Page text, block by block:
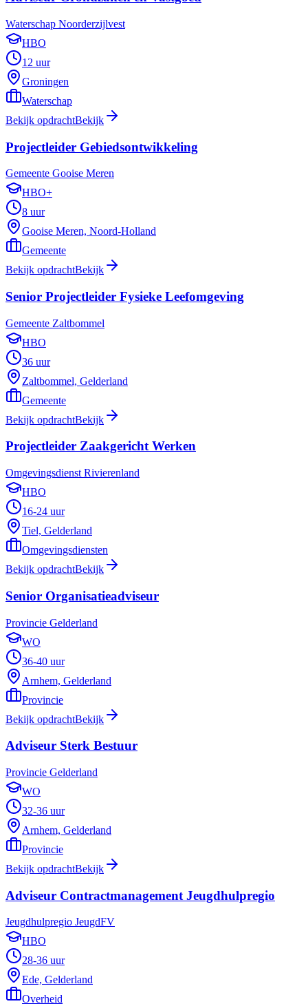
Waterschap Noorderzijlvest
HBO
12 uur
Groningen
Waterschap
Bekijk opdrachtBekijk
Projectleider Gebiedsontwikkeling
Gemeente Gooise Meren
HBO+
8 uur
Gooise Meren, Noord-Holland
Gemeente
Bekijk opdrachtBekijk
Senior Projectleider Fysieke Leefomgeving
Gemeente Zaltbommel
HBO
36 uur
Zaltbommel, Gelderland
Gemeente
Bekijk opdrachtBekijk
Projectleider Zaakgericht Werken
Omgevingsdienst Rivierenland
HBO
16-24 uur
Tiel, Gelderland
Omgevingsdiensten
Bekijk opdrachtBekijk
Senior Organisatieadviseur
Provincie Gelderland
WO
36-40 uur
Arnhem, Gelderland
Provincie
Bekijk opdrachtBekijk
Adviseur Sterk Bestuur
Provincie Gelderland
WO
32-36 uur
Arnhem, Gelderland
Provincie
Bekijk opdrachtBekijk
Adviseur Contractmanagement Jeugdhulpregio
Jeugdhulpregio JeugdFV
HBO
28-36 uur
Ede, Gelderland
Overheid